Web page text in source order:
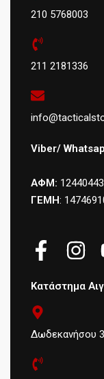
210 5768003
211 2181336
Viber/
ΑΦΜ:
ΓΕΜΗ:
Κατάστημα
Δωδεκανήσου